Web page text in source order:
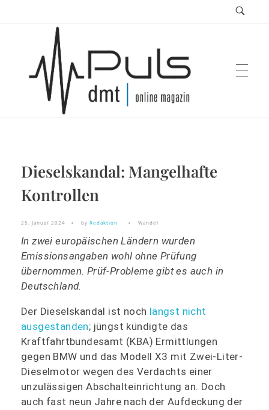
Puls Magazin
Zukunft der Mobilität
Dieselskandal: Mangelhafte
Kontrollen
25. Januar 2024 by Redaktion Wandel
In zwei europäischen Ländern wurden
Emissionsangaben wohl ohne Prüfung
übernommen. Prüf-Probleme gibt es auch in
Deutschland.
Der Dieselskandal ist noch längst nicht
ausgestanden; jüngst kündigte das
Kraftfahrtbundesamt (KBA) Ermittlungen
gegen BMW und das Modell X3 mit Zwei-Liter-
Dieselmotor wegen des Verdachts einer
unzulässigen Abschalteinrichtung an. Doch
auch fast neun Jahre nach der Aufdeckung der